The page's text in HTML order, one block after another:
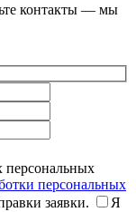
контакты — мы
персональных
персональных
заявки.
Я